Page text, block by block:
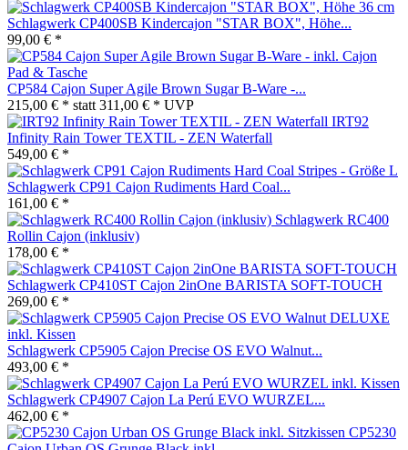
Schlagwerk CP400SB Kindercajon "STAR BOX", Höhe...
99,00 € *
CP584 Cajon Super Agile Brown Sugar B-Ware -...
215,00 € * statt 311,00 € * UVP
IRT92
Infinity Rain Tower TEXTIL - ZEN Waterfall
549,00 € *
Schlagwerk CP91 Cajon Rudiments Hard Coal...
161,00 € *
Schlagwerk RC400
Rollin Cajon (inklusiv)
178,00 € *
Schlagwerk CP410ST Cajon 2inOne BARISTA SOFT-TOUCH
269,00 € *
Schlagwerk CP5905 Cajon Precise OS EVO Walnut...
493,00 € *
Schlagwerk CP4907 Cajon La Perú EVO WURZEL...
462,00 € *
CP5230